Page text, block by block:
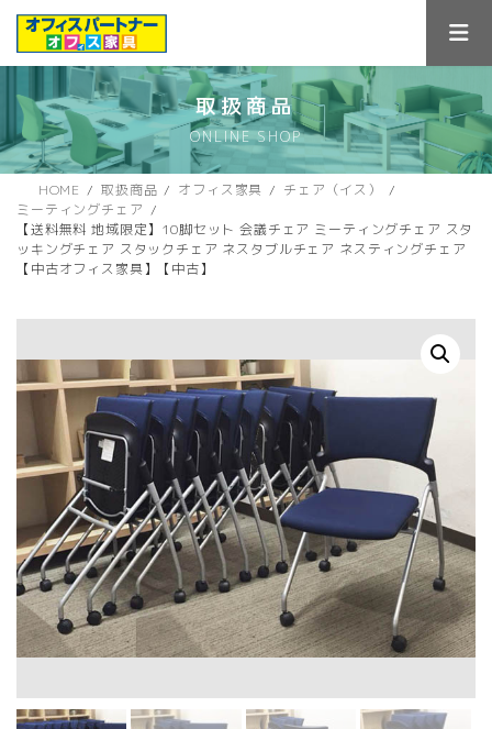
ス
キ
ン
に
取扱商品
ONLINE SHOP
HOME 取扱商品 オフィス家具
チェア（イス）
ミーティングチェア
【送料無料 地域限定】10脚セット 会議チェア ミーティングチェア スタ
ッキングチェア スタックチェア ネスタブルチェア ネスティングチェア
【中古オフィス家具】【中古】